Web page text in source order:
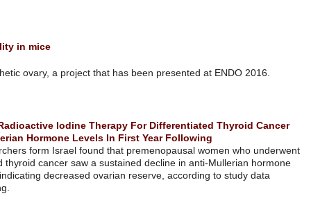
Engineered ovary implant restores fertility in mice
Scientists have created a 3D-printed prosthetic ovary, a project that
Premenopausal Women Who Undergo Radioactive Iodine
May See Sustained Decline In Anti-Mullerian Hormone Levels In
TreatmentResearchers form Israel found
radioactive iodine therapy for differentiated thyroid cancer saw a
levels in the first year following treatment, indicating decreased
presented at the Endocrine Society meeting.